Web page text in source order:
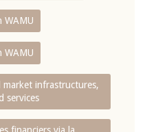
WAMU
WAMU
market infrastructures,
services